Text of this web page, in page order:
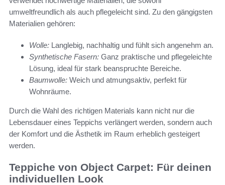
umweltfreundlich als auch pflegeleicht sind. Zu den gängigsten
Materialien gehören:
Wolle: Langlebig, nachhaltig und fühlt sich angenehm an.
Synthetische Fasern: Ganz praktische und pflegeleichte
Lösung, ideal für stark beanspruchte Bereiche.
Baumwolle: Weich und atmungsaktiv, perfekt für
Wohnräume.
Durch die Wahl des richtigen Materials kann nicht nur die
Lebensdauer eines Teppichs verlängert werden, sondern auch
der Komfort und die Ästhetik im Raum erheblich gesteigert
werden.
Teppiche von Object Carpet: Für deinen
individuellen Look